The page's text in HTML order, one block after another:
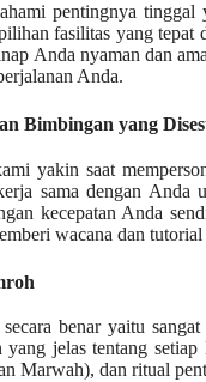
pentingnya tinggal
fasilitas yang tepat
Anda nyaman dan
Anda.
Bimbingan yang
yakin saat
sama dengan
kecepatan Anda
wacana dan
benar yaitu
yang jelas tentang
Marwah), dan ritual